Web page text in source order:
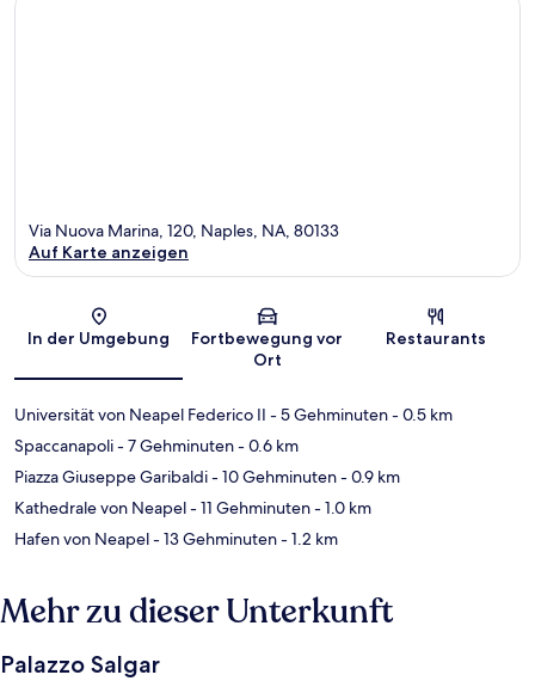
Karte
Via Nuova Marina, 120, Naples, NA, 80133
Auf Karte anzeigen
In der Umgebung
Fortbewegung vor
Ort
Restaurants
Universität von Neapel Federico II - 5 Gehminuten- 0.5 km
Spaccanapoli- 7 Gehminuten- 0.6 km
Piazza Giuseppe Garibaldi- 10 Gehminuten- 0.9 km
Kathedrale von Neapel- 11 Gehminuten- 1.0 km
Hafen von Neapel- 13 Gehminuten- 1.2 km
Mehr zu dieser Unterkunft
Palazzo Salgar